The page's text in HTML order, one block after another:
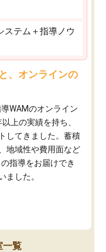
ステム＋指導ノウ
、オンラインの
WAMのオンライン
上の実績を持ち、
してきました。蓄積
地域性や費用面など
指導をお届けでき
ました。
一覧